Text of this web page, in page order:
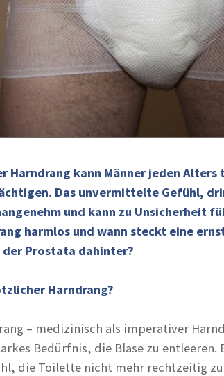
Harndrang kann Männer jeden
Das unvermittelte Gefühl,
und kann zu Unsicherheit
harmlos und wann steckt eine
der Prostata dahinter?
Harndrang?
– medizinisch als imperativer
Bedürfnis, die Blase zu entleeren.
die Toilette nicht mehr rechtzeitig